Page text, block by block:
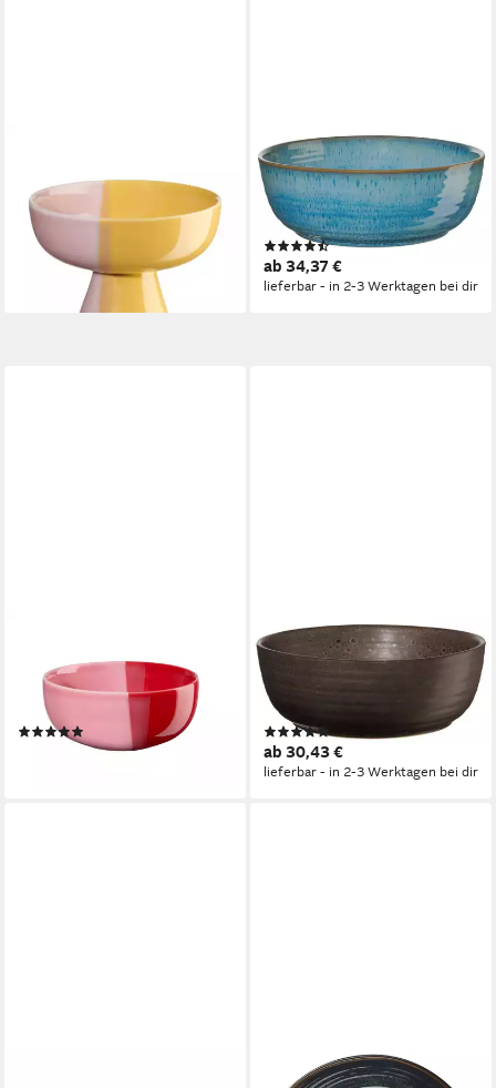
auf Fuß passion fruit
smoothie Ø 11 cm
ab 16,80 €
lieferbar - in 2-3 Werktagen bei dir
ASA SELECTION
Schale poké Salad Bowl tamari
25cm, Steinzeug, (Bowls),
Geschirr
(3)
ab 34,37 €
lieferbar - in 2-3 Werktagen bei dir
smoothie 11 cm, Porzellan,
(Schüsseln & Schalen)
ab 11,31 €
ASA SELECTION
Schale poké Salad Bowl
mangosteen 25cm, Steinzeug,
(Bowls), Geschirr
(1)
ab 30,43 €
lieferbar - in 2-3 Werktagen bei dir
ASA SELECTION